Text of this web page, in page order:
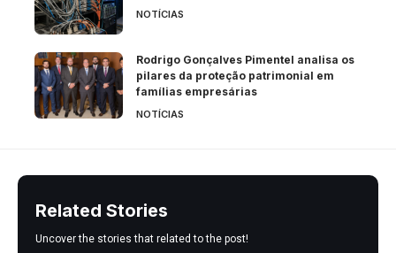
NOTÍCIAS
Rodrigo Gonçalves Pimentel analisa os
pilares da proteção patrimonial em
famílias empresárias
NOTÍCIAS
Related Stories
Uncover the stories that related to the post!